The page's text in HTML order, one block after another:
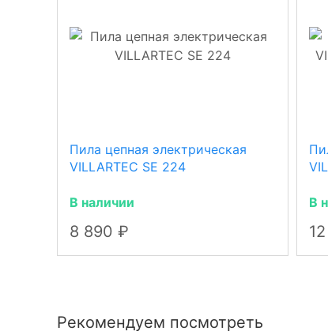
Пила цепная электрическая
VILLARTEC SE 224
В наличии
8 890
В
Рекомендуем посмотреть